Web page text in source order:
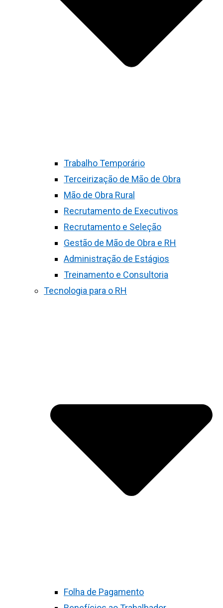
Trabalho Temporário
Terceirização de Mão de Obra
Mão de Obra Rural
Recrutamento de Executivos
Recrutamento e Seleção
Gestão de Mão de Obra e RH
Administração de Estágios
Treinamento e Consultoria
Tecnologia para o RH
Folha de Pagamento